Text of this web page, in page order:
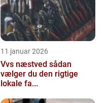
11 januar 2026
Vvs næstved sådan
vælger du den rigtige
lokale fa...